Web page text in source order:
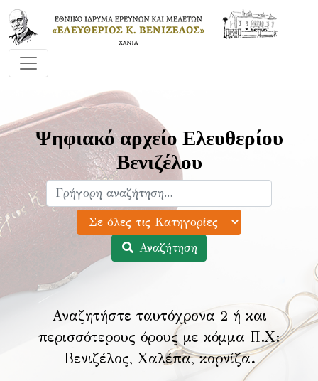
Ψηφιακό αρχείο Ελευθερίου
Βενιζέλου
Αναζήτηση
Αναζητήστε ταυτόχρονα 2 ή και
περισσότερους όρους με κόμμα Π.Χ:
Βενιζέλος, Χαλέπα, κορνίζα.